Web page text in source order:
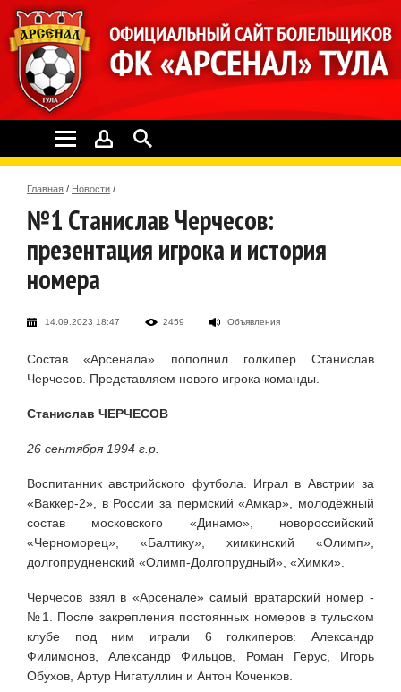
Главная / Новости /
№1 Станислав Черчесов:
презентация игрока и история
номера
14.09.2023 18:47 2459 Объявления
Состав «Арсенала» пополнил голкипер Станислав
Черчесов. Представляем нового игрока команды.
Станислав ЧЕРЧЕСОВ
26 сентября 1994 г.р.
Воспитанник австрийского футбола. Играл в Австрии за
«Ваккер-2», в России за пермский «Амкар», молодёжный
состав московского «Динамо», новороссийский
«Черноморец», «Балтику», химкинский «Олимп»,
долгопрудненский «Олимп-Долгопрудный», «Химки».
Черчесов взял в «Арсенале» самый вратарский номер -
№1. После закрепления постоянных номеров в тульском
клубе под ним играли 6 голкиперов: Александр
Филимонов, Александр Фильцов, Роман Герус, Игорь
Обухов, Артур Нигатуллин и Антон Коченков.